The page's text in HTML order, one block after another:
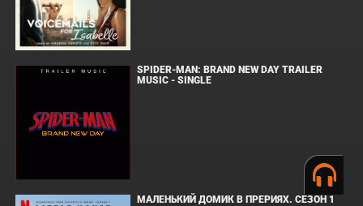
SPIDER-MAN: BRAND NEW DAY TRAILER
MUSIC - SINGLE
МАЛЕНЬКИЙ ДОМИК В ПРЕРИЯХ. СЕЗОН 1